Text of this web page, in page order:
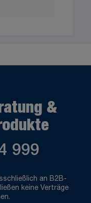
&
999
an B2B-
keine Verträge